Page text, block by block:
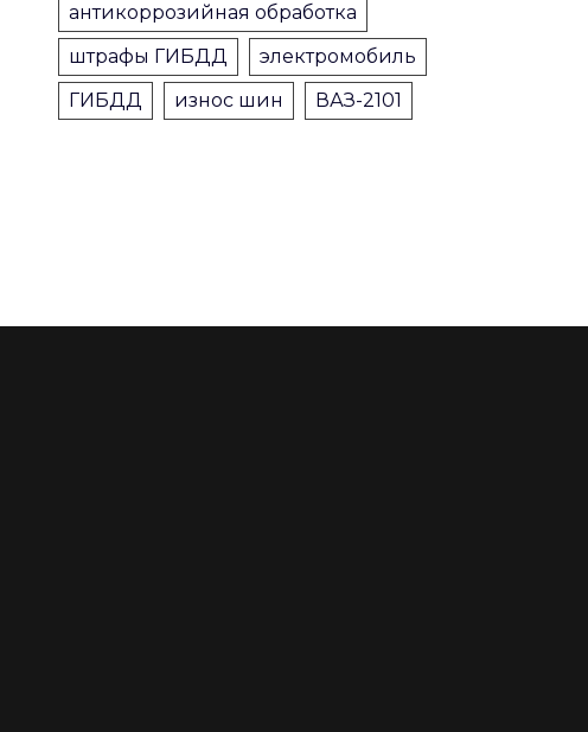
антикоррозийная обработка
штрафы ГИБДД
электромобиль
ГИБДД
износ шин ВАЗ-2101